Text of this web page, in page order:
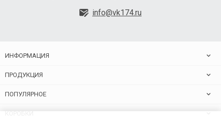
info@vk174.ru
ИНФОРМАЦИЯ
ПРОДУКЦИЯ
ПОПУЛЯРНОЕ